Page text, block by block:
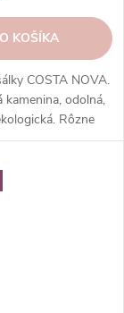
KOŠÍKA
COSTA NOVA.
kamenina, odolná,
Rôzne
Ideálne na
cappuccino,
a iné.